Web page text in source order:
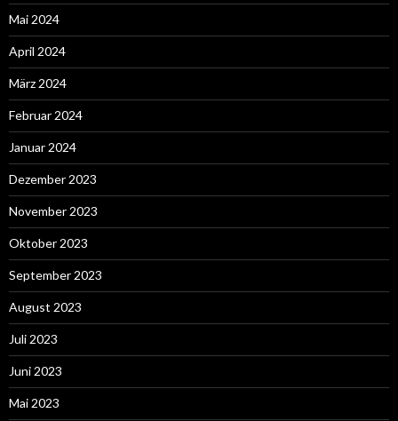
Mai 2024
April 2024
März 2024
Februar 2024
Januar 2024
Dezember 2023
November 2023
Oktober 2023
September 2023
August 2023
Juli 2023
Juni 2023
Mai 2023